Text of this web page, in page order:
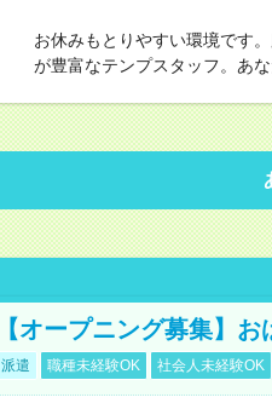
お休みもとりやすい環境です
が豊富なテンプスタッフ。あ
【オープニング募集】
派遣 職種未経験OK 社会人未経験OK